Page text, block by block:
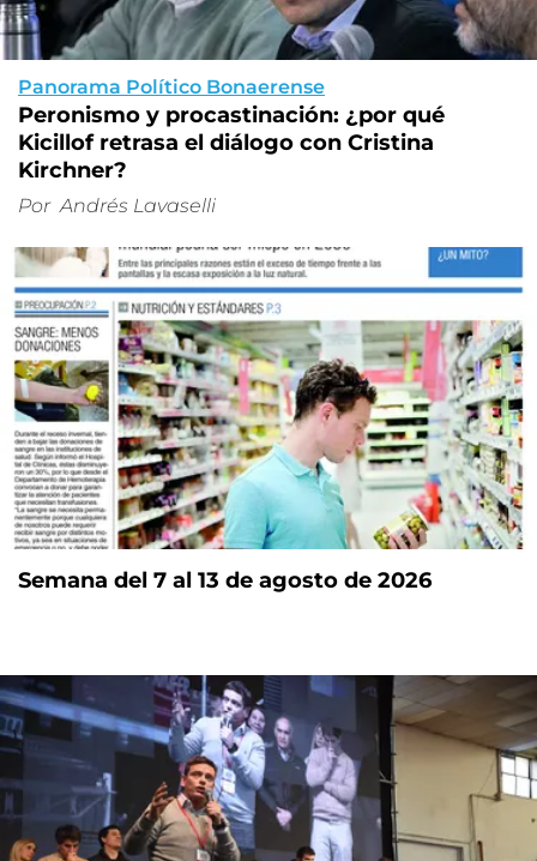
Panorama Político Bonaerense
Peronismo y procastinación: ¿por qué
Kicillof retrasa el diálogo con Cristina
Kirchner?
Por Andrés Lavaselli
Semana del 7 al 13 de agosto de 2026